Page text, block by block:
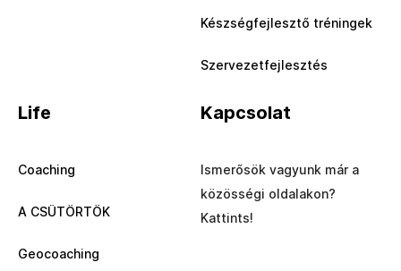
Készségfejlesztő tréningek
Szervezetfejlesztés
Life
Coaching
A CSÜTÖRTÖK
Geocoaching
Kapcsolat
Ismerősök vagyunk már a
közösségi oldalakon?
Kattints!